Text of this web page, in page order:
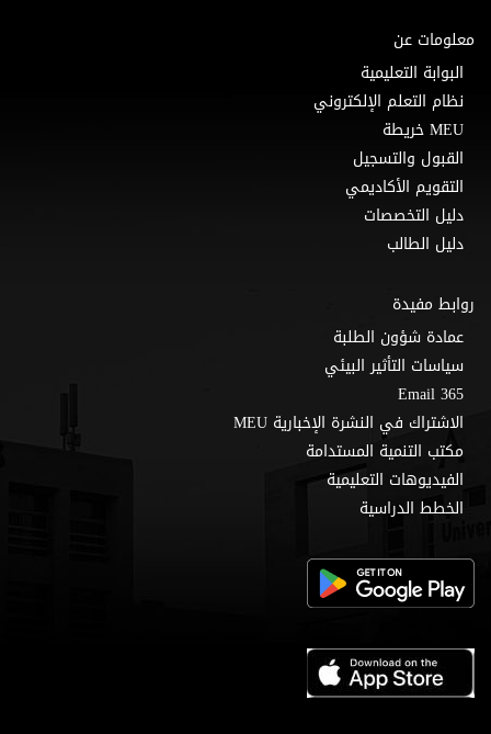
معلومات عن
البوابة التعليمية
نظام التعلم الإلكتروني
MEU خريطة
القبول والتسجيل
التقويم الأكاديمي
دليل التخصصات
دليل الطالب
روابط مفيدة
عمادة شؤون الطلبة
سياسات التأثير البيئي
Email 365
الاشتراك في النشرة الإخبارية MEU
مكتب التنمية المستدامة
الفيديوهات التعليمية
الخطط الدراسية